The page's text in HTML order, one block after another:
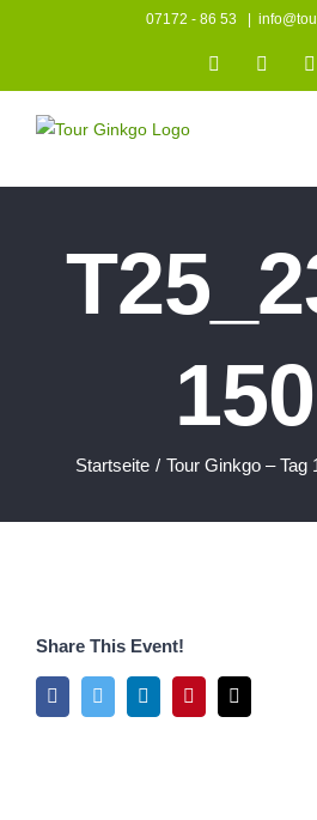
07172 - 86 53
Instagram
Startseite / Tour Ginkgo – Tag
Share This Event!
FacebookTwitter LinkedInPinterest
Mail